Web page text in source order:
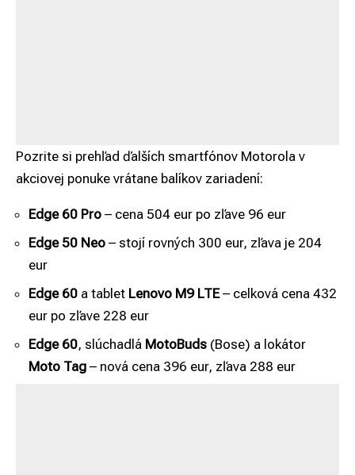
Pozrite si prehľad ďalších smartfónov Motorola v
akciovej ponuke vrátane balíkov zariadení:
Edge 60 Pro – cena 504 eur po zľave 96 eur
Edge 50 Neo – stojí rovných 300 eur, zľava je 204
eur
Edge 60 a tablet Lenovo M9 LTE– celková cena 432
eur po zľave 228 eur
Edge 60, slúchadlá MotoBuds (Bose) a lokátor
Moto Tag – nová cena 396 eur, zľava 288 eur